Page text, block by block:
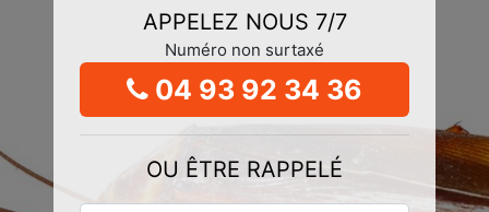
APPELEZ NOUS 7/7
Numéro non surtaxé
04 93 92 34 36
OU ÊTRE RAPPELÉ